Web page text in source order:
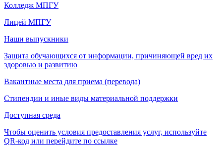
Колледж МПГУ
Лицей МПГУ
Наши выпускники
Защита обучающихся от информации, причиняющей вред их
здоровью и развитию
Вакантные места для приема (перевода)
Стипендии и иные виды материальной поддержки
Доступная среда
Чтобы оценить условия предоставления услуг, используйте
QR-код или перейдите по ссылке